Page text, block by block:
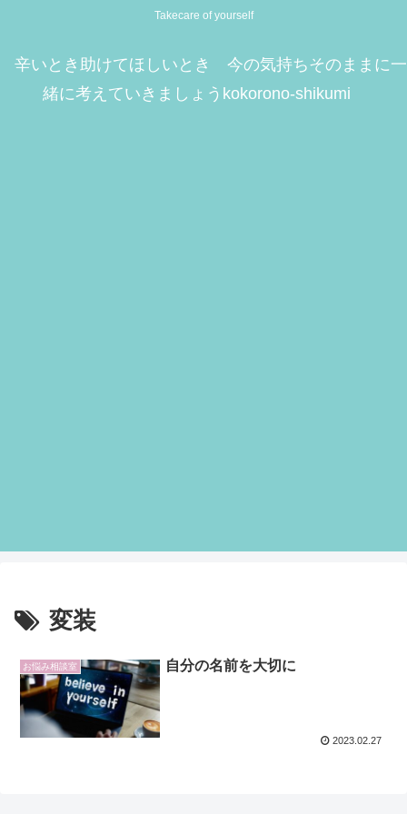
Takecare of yourself
辛いとき助けてほしいとき 今の気持ちそのままに一
緒に考えていきましょうkokorono-shikumi
変装
お悩み相談室 自分の名前を大切に
2023.02.27